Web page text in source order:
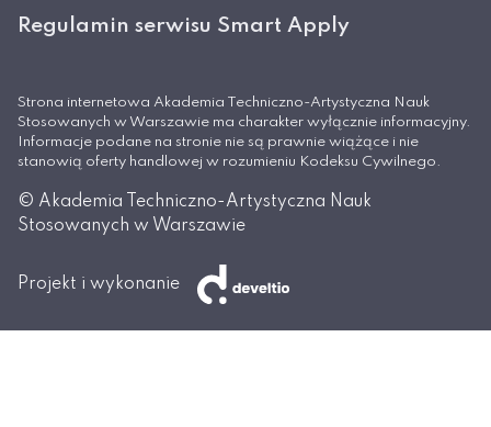
Regulamin serwisu Smart Apply
Strona internetowa Akademia Techniczno-Artystyczna Nauk
Stosowanych w Warszawie ma charakter wyłącznie informacyjny.
Informacje podane na stronie nie są prawnie wiążące i nie
stanowią oferty handlowej w rozumieniu Kodeksu Cywilnego.
© Akademia Techniczno-Artystyczna Nauk
Stosowanych w Warszawie
Projekt i wykonanie